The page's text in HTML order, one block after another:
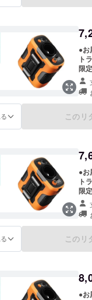
●お
ト
限
込） ※販売価格は送料込
ご
製
が
このリ
●お
ト
限
込） ※販売価格は送料込
ご
製
が
このリ
●お